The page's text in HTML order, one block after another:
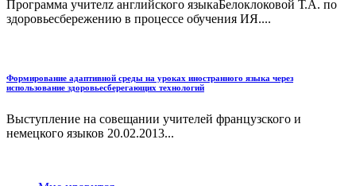
Программа учителz английского языкаБелоклоковой Т.А. по
здоровьесбережению в процессе обучения ИЯ....
Формирование адаптивной среды на уроках иностранного языка через
использование здоровьесберегающих технологий
Выступление на совещании учителей французского и
немецкого языков 20.02.2013...